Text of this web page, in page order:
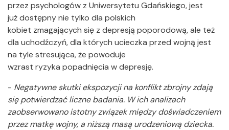
przez psychologów z Uniwersytetu Gdańskiego, jest
już dostępny nie tylko dla polskich
kobiet zmagających się z depresją poporodową, ale też
dla uchodźczyń, dla których ucieczka przed wojną jest
na tyle stresująca, że powoduje
wzrast ryzyka popadnięcia w depresję.
- Negatywne skutki ekspozycji na konflikt zbrojny zdają
się potwierdzać liczne badania. W ich analizach
zaobserwowano istotny związek między doświadczeniem
przez matkę wojny, a niższą masą urodzeniową dziecka.